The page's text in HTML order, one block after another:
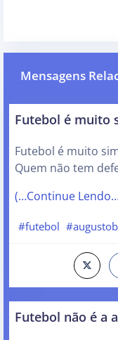
Mensagens
Futebol é muito
Futebol é muito
Quem não tem
(…Continue
#futebol
Futebol não é a